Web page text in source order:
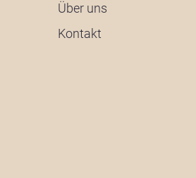
Über uns
Kontakt